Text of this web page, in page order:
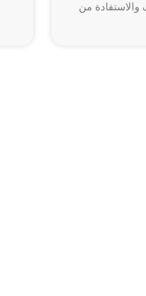
والاستفادة من